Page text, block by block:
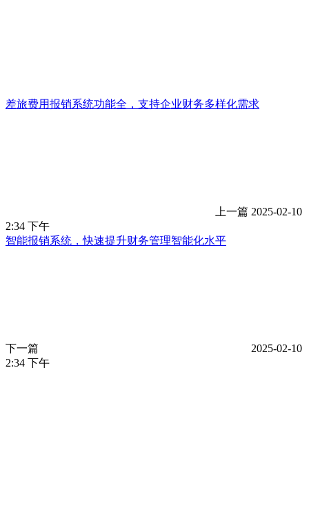
差旅费用报销系统功能全，支持企业财务多样化需求
上一篇 2025-02-10
2:34 下午
智能报销系统，快速提升财务管理智能化水平
下一篇
2025-02-10
2:34 下午